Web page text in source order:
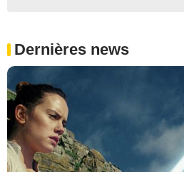
Dernières news